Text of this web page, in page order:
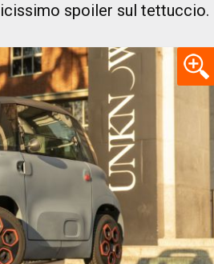
spoiler sul tettuccio.